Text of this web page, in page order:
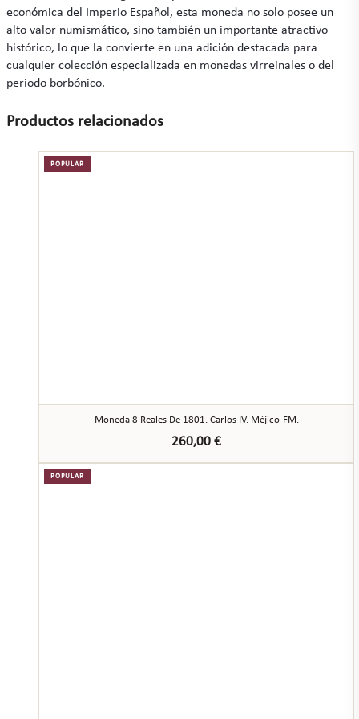
económica del Imperio Español, esta moneda no solo posee un
alto valor numismático, sino también un importante atractivo
histórico, lo que la convierte en una adición destacada para
cualquier colección especializada en monedas virreinales o del
periodo borbónico.
Productos relacionados
POPULAR
Moneda 8 Reales De 1801. Carlos IV. Méjico-FM.
260,00 €
POPULAR